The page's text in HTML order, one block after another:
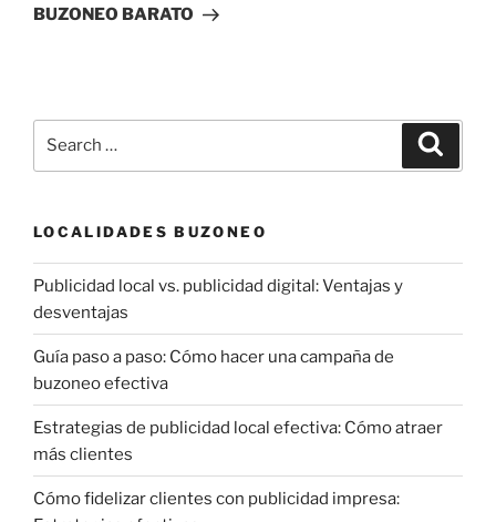
BUZONEO BARATO
LOCALIDADES BUZONEO
Publicidad local vs. publicidad digital: Ventajas y
desventajas
Guía paso a paso: Cómo hacer una campaña de
buzoneo efectiva
Estrategias de publicidad local efectiva: Cómo atraer
más clientes
Cómo fidelizar clientes con publicidad impresa: